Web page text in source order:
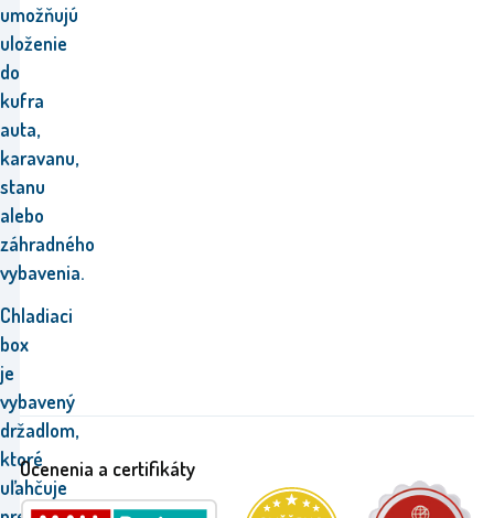
umožňujú
uloženie
do
kufra
auta,
karavanu,
stanu
alebo
záhradného
vybavenia.
Chladiaci
box
je
vybavený
držadlom,
ktoré
uľahčuje
Ocenenia a certifikáty